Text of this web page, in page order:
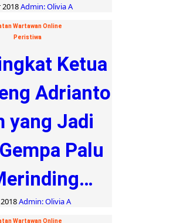
Admin: Olivia A
Wartawan Online
Peristiwa
Ketua
Adrianto
yang Jadi
Palu
Admin: Olivia A
Wartawan Online